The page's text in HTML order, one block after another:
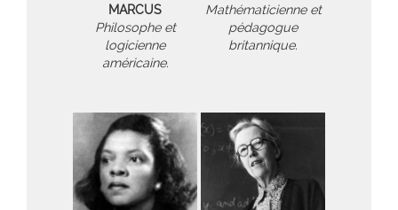
MARCUS
Philosophe et
logicienne
américaine.
Mathématicienne et
pédagogue
britannique.